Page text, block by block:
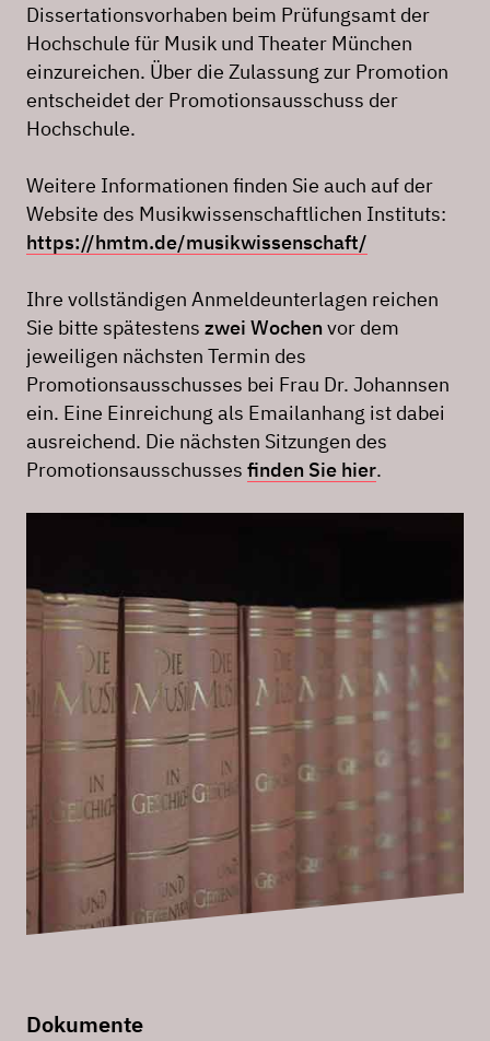
Dissertationsvorhaben beim Prüfungsamt der
Hochschule für Musik und Theater München
einzureichen. Über die Zulassung zur Promotion
entscheidet der Promotionsausschuss der
Hochschule.
Weitere Informationen finden Sie auch auf der
Website des Musikwissenschaftlichen Instituts:
https://hmtm.de/musikwissenschaft/
Ihre vollständigen Anmeldeunterlagen reichen
Sie bitte spätestens zwei Wochenvor dem
jeweiligen nächsten Termin des
Promotionsausschusses bei Frau Dr. Johannsen
ein. Eine Einreichung als Emailanhang ist dabei
ausreichend. Die nächsten Sitzungen des
Promotionsausschusses finden Sie hier.
Dokumente